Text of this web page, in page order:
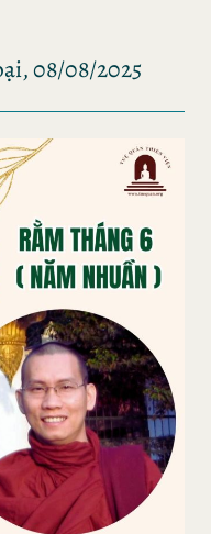
08/08/2025